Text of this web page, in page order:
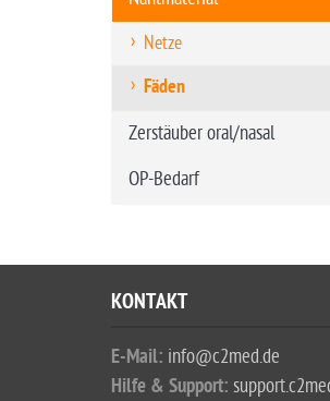
Netze
Fäden
Zerstäuber oral/nasal
OP-Bedarf
KONTAKT
E-Mail: info@c2med.de
Hilfe & Support: